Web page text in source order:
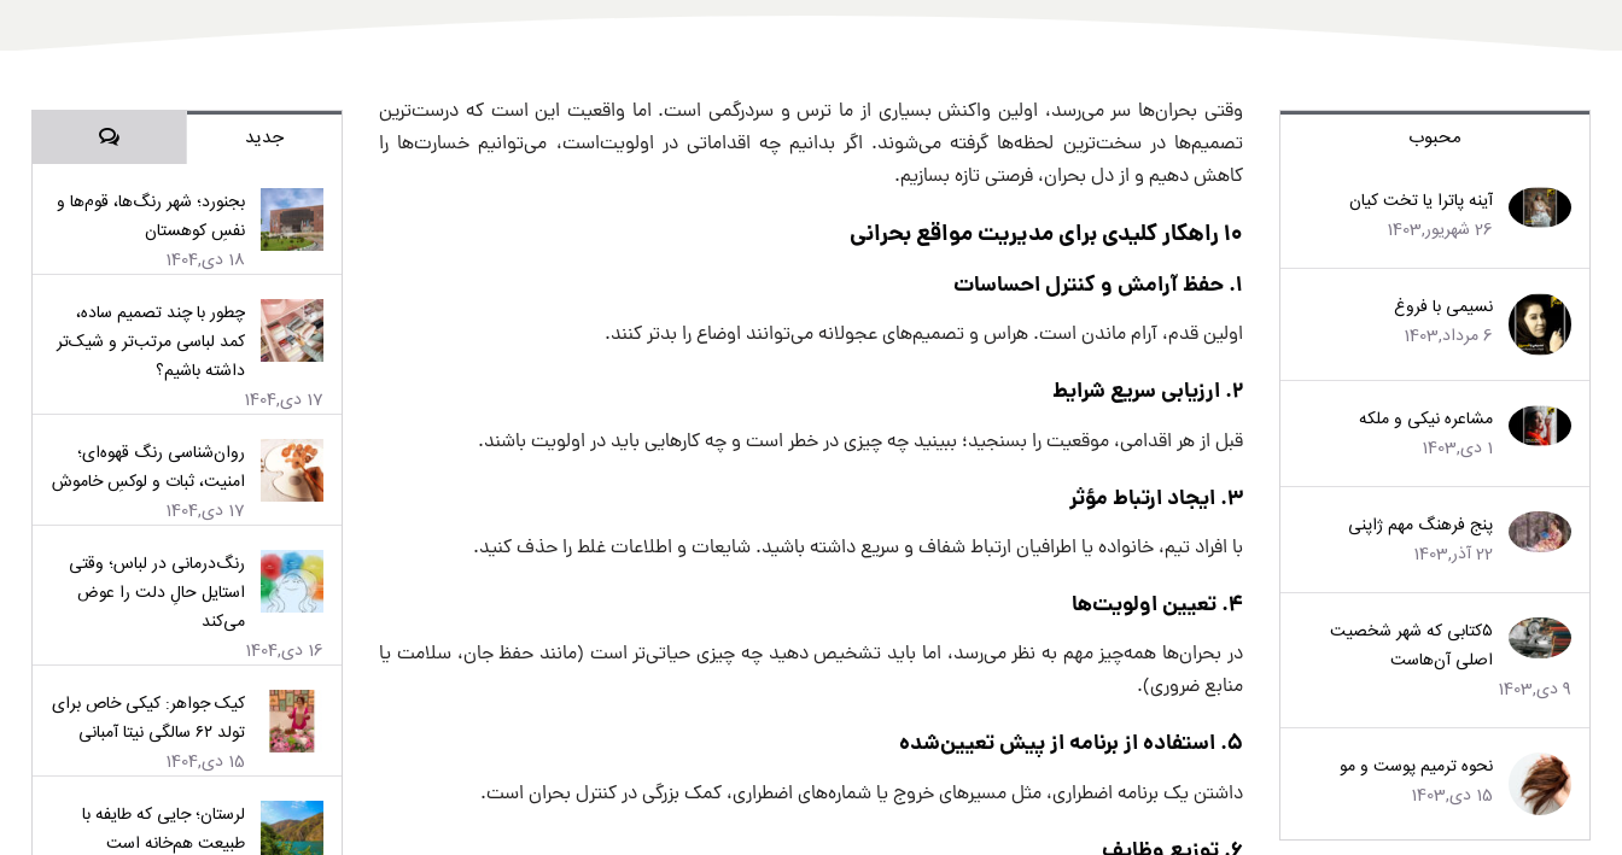
محبوب
آینه پاترا یا تخت کیان
26 شهریور,1403
نسیمی با فروغ
6 مرداد,1403
مشاعره نیکی و ملکه
1 دی,1403
پنج فرهنگ مهم ژاپنی
22 آذر,1403
۵کتابی که شهر شخصیت
اصلی آن‌هاست
9 دی,1403
نحوه ترمیم پوست و مو
15 دی,1403
وقتی بحران‌ها سر می‌رسد، اولین واکنش بسیاری از ما ترس و سردرگمی است. اما واقعیت این است که درست‌ترین
تصمیم‌ها در سخت‌ترین لحظه‌ها گرفته می‌شوند. اگر بدانیم چه اقداماتی در اولویت‌است، می‌توانیم خسارت‌ها را
کاهش دهیم و از دل بحران، فرصتی تازه بسازیم.
۱۰ راهکار کلیدی برای مدیریت مواقع بحرانی
1. حفظ آرامش و کنترل احساسات
اولین قدم، آرام ماندن است. هراس و تصمیم‌های عجولانه می‌توانند اوضاع را بدتر کنند.
2. ارزیابی سریع شرایط
قبل از هر اقدامی، موقعیت را بسنجید؛ ببینید چه چیزی در خطر است و چه کارهایی باید در اولویت باشند.
3. ایجاد ارتباط مؤثر
با افراد تیم، خانواده یا اطرافیان ارتباط شفاف و سریع داشته باشید. شایعات و اطلاعات غلط را حذف کنید.
4. تعیین اولویت‌ها
در بحران‌ها همه‌چیز مهم به نظر می‌رسد، اما باید تشخیص دهید چه چیزی حیاتی‌تر است (مانند حفظ جان، سلامت یا
منابع ضروری).
5. استفاده از برنامه از پیش تعیین‌شده
داشتن یک برنامه اضطراری، مثل مسیرهای خروج یا شماره‌های اضطراری، کمک بزرگی در کنترل بحران است.
جدید دیدگاه‌ها
بجنورد؛ شهر رنگ‌ها، قوم‌ها و
نفسِ کوهستان
18 دی,1404
چطور با چند تصمیم ساده،
کمد لباسی مرتب‌تر و شیک‌تر
داشته باشیم؟
17 دی,1404
روان‌شناسی رنگ قهوه‌ای؛
امنیت، ثبات و لوکسِ خاموش
17 دی,1404
رنگ‌درمانی در لباس؛ وقتی
استایل حالِ دلت را عوض
می‌کند
16 دی,1404
کیک جواهر: کیکی خاص برای
تولد ۶۲ سالگی نیتا آمبانی
15 دی,1404
لرستان؛ جایی که طایفه با
طبیعت هم‌خانه است